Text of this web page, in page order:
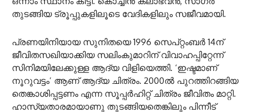
തുടങ്ങിയ ട്രൂപ്പുകളിലൂടെ വേദികളിലും സജീവമായി.
പ്രണയിനിയായ സുനിതയെ 1996 സെപ്റ്റംബര്‍ 14ന്
ജീവിതസഖിയാക്കിയ സലിംകുമാറിന് വിവാഹപ്പിറ്റേന്ന്
സിനിമയിലേക്കുള്ള ആദ്യ വിളിയെത്തി. ‘ഇഷ്ടമാണ്
നൂറുവട്ടം’ ആണ് ആദ്യ ചിത്രം. 2000ല്‍ പുറത്തിറങ്ങിയ
തെങ്കാശിപ്പട്ടണം എന്ന സൂപ്പര്‍ഹിറ്റ് ചിത്രം ജീവിതം മാറ്റി.
ഹാസ്യതാരമായാണു തുടങ്ങിയതെങ്കിലും പിന്നീട്